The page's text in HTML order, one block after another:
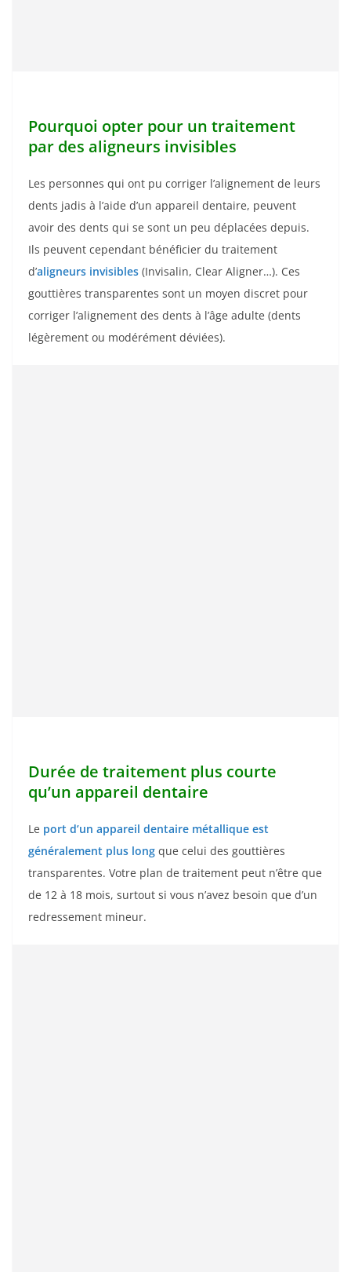
Pourquoi opter pour un traitement
par des aligneurs invisibles
Les personnes qui ont pu corriger l’alignement de leurs
dents jadis à l’aide d’un appareil dentaire, peuvent
avoir des dents qui se sont un peu déplacées depuis.
Ils peuvent cependant bénéficier du traitement
d’aligneurs invisibles (Invisalin, Clear Aligner…). Ces
gouttières transparentes sont un moyen discret pour
corriger l’alignement des dents à l’âge adulte (dents
légèrement ou modérément déviées).
Durée de traitement plus courte
qu’un appareil dentaire
Le port d’un appareil dentaire métallique est
généralement plus long que celui des gouttières
transparentes. Votre plan de traitement peut n’être que
de 12 à 18 mois, surtout si vous n’avez besoin que d’un
redressement mineur.